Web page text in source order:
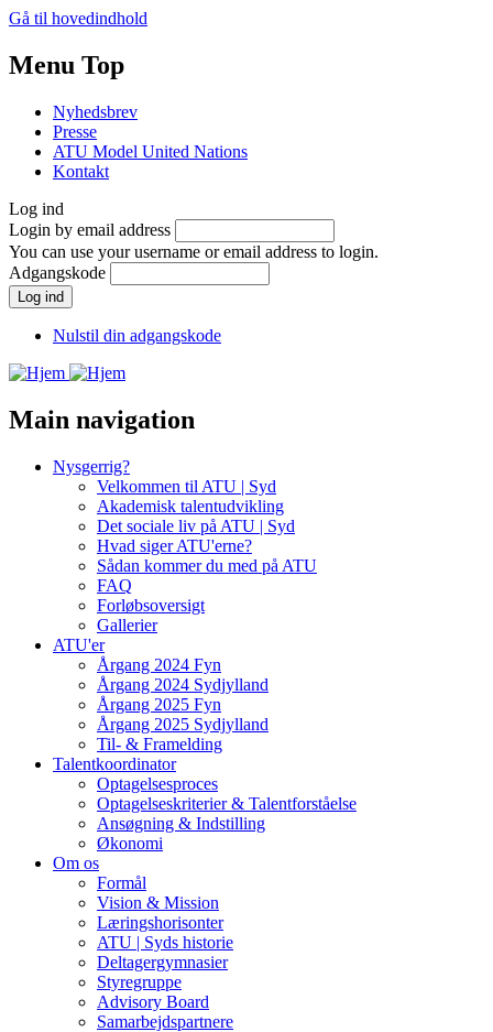
Gå til hovedindhold
Menu Top
Nyhedsbrev
Presse
ATU Model United Nations
Kontakt
Log ind
Login by email address
You can use your username or email address to login.
Adgangskode
Nulstil din adgangskode
Main navigation
Nysgerrig?
Velkommen til ATU | Syd
Akademisk talentudvikling
Det sociale liv på ATU | Syd
Hvad siger ATU'erne?
Sådan kommer du med på ATU
FAQ
Forløbsoversigt
Gallerier
ATU'er
Årgang 2024 Fyn
Årgang 2024 Sydjylland
Årgang 2025 Fyn
Årgang 2025 Sydjylland
Til- & Framelding
Talentkoordinator
Optagelsesproces
Optagelseskriterier & Talentforståelse
Ansøgning & Indstilling
Økonomi
Om os
Formål
Vision & Mission
Læringshorisonter
ATU | Syds historie
Deltagergymnasier
Styregruppe
Advisory Board
Samarbejdspartnere